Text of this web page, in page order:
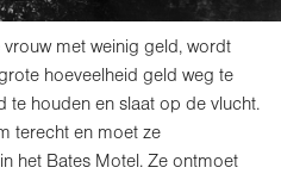
met weinig geld, wordt
hoeveelheid geld weg te
te houden en slaat op de vlucht.
terecht en moet ze
het Bates Motel. Ze ontmoet